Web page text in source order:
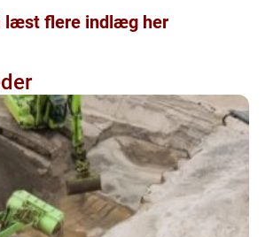
læst flere indlæg her